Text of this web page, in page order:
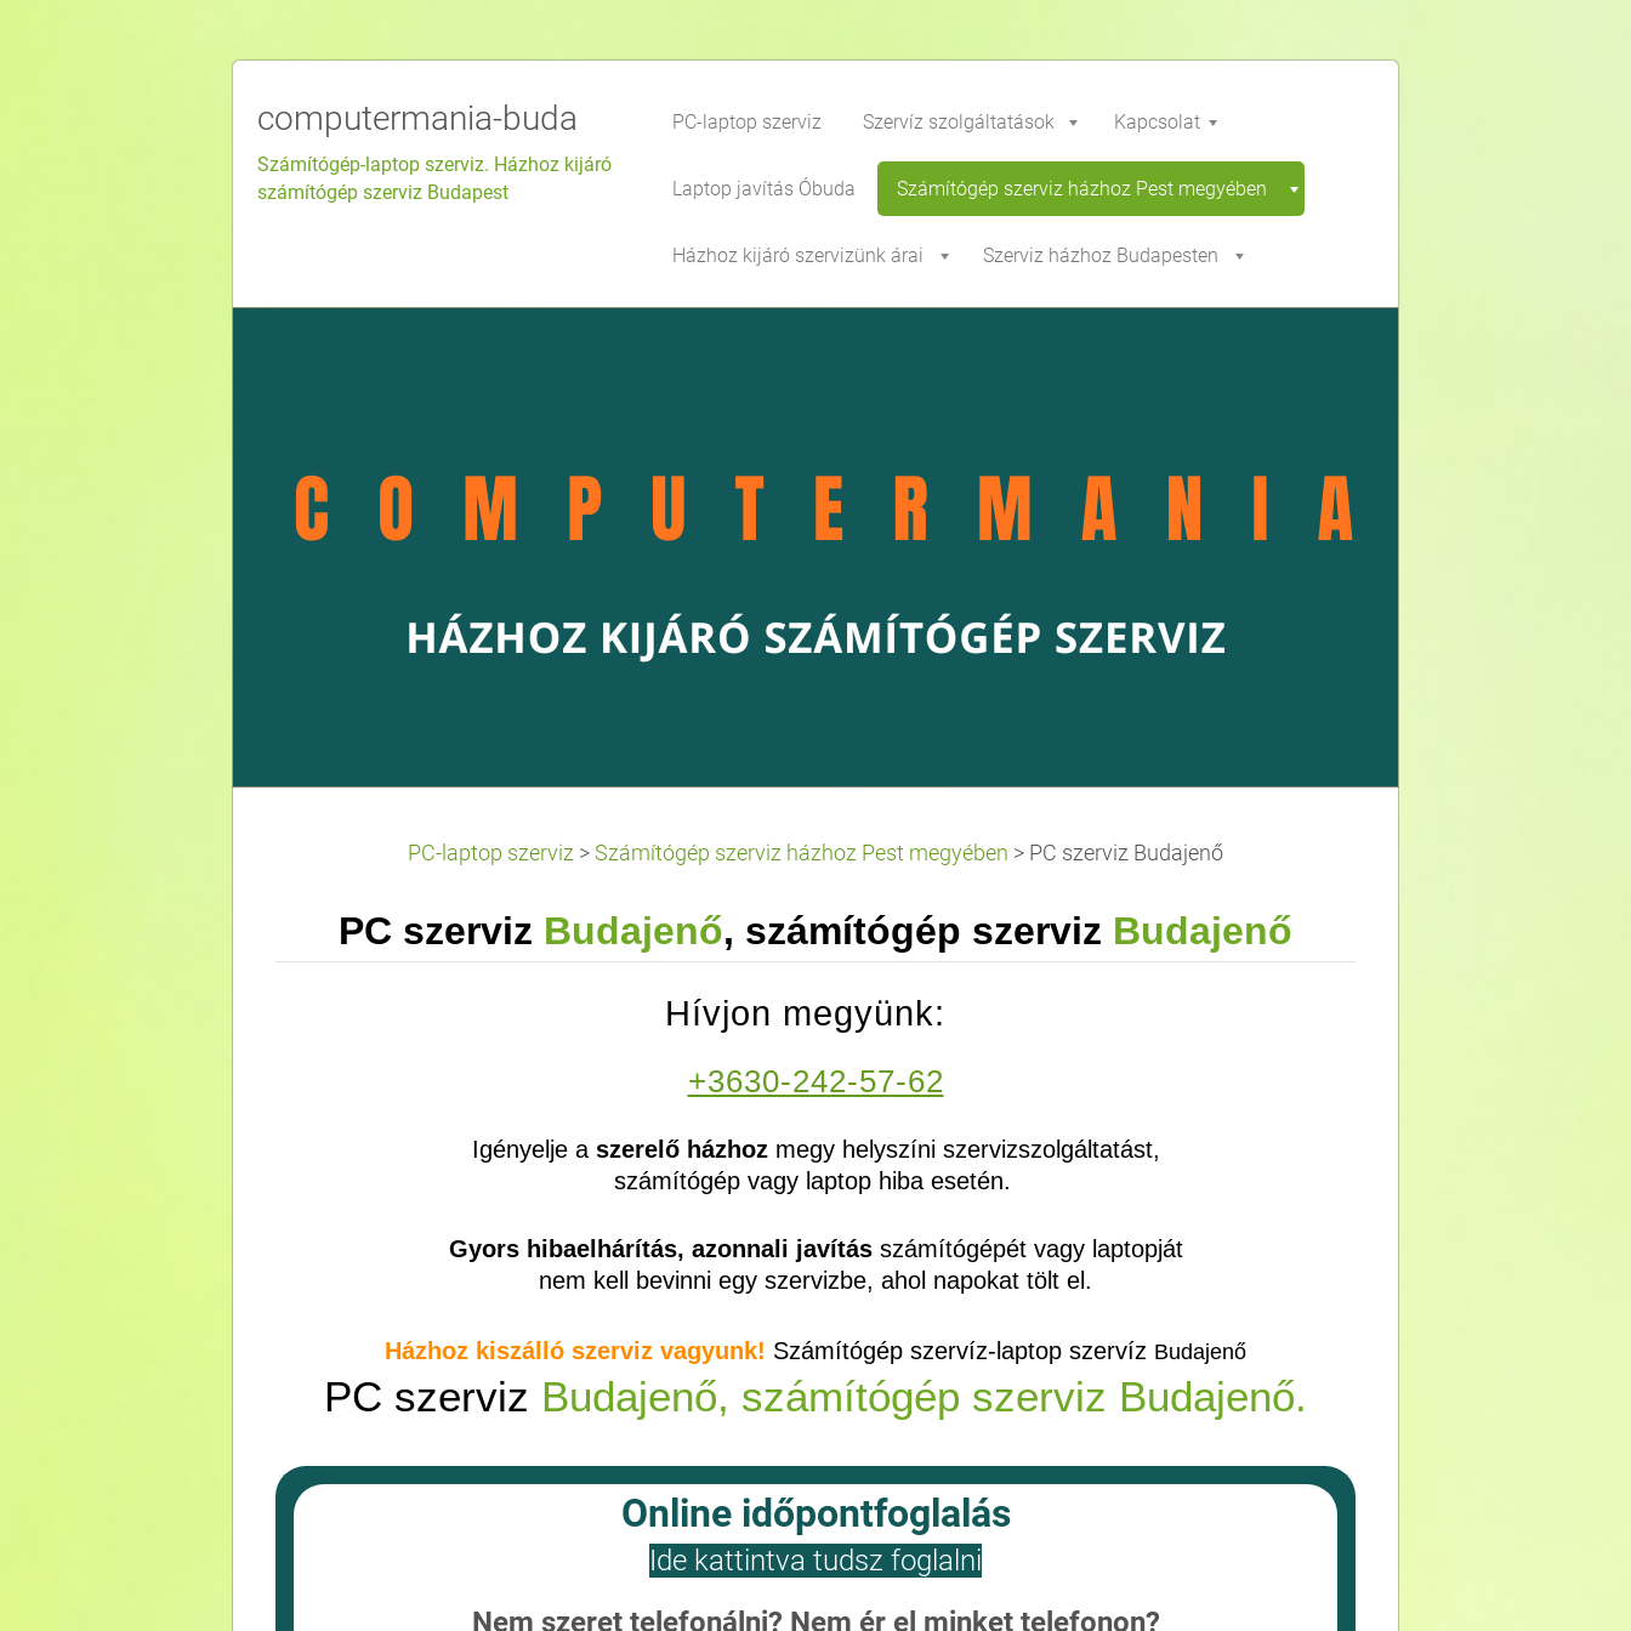
computermania-buda
Számítógép-laptop szerviz. Házhoz kijáró
számítógép szerviz Budapest
PC-laptop szerviz Szervíz szolgáltatások Kapcsolat
Laptop javítás Óbuda Számítógép szerviz házhoz Pest megyében
Házhoz kijáró szervizünk árai Szerviz házhoz Budapesten
PC-laptop szerviz > Számítógép szerviz házhoz Pest megyében > PC szerviz Budajenő
PC szerviz Budajenő, számítógép szerviz Budajenő
Hívjon megyünk:
+3630-242-57-62
Igényelje a szerelő házhozmegy helyszíni szervizszolgáltatást,
számítógép vagy laptop hiba esetén.
Gyors hibaelhárítás, azonnali javítás számítógépét vagy laptopját
nem kell bevinni egy szervizbe, ahol napokat tölt el.
Házhoz kiszálló szerviz vagyunk! Számítógép szervíz-laptop szervíz Budajenő
PC szerviz Budajenő, számítógép szerviz Budajenő.
Online időpontfoglalás
Ide kattintva tudsz foglalni
Nem szeret telefonálni? Nem ér el minket telefonon?